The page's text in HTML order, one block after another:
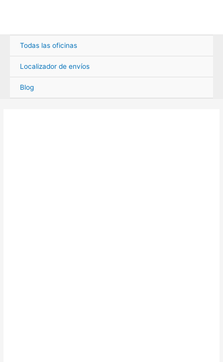
Todas las oficinas
Localizador de envíos
Blog